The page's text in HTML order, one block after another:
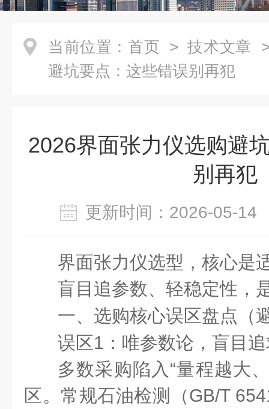
当前位置： 首页 > 技术文章
避坑要点：这些错误别再犯
2026界面张力仪选购避
别再犯
更新时间：2026-05-
界面张力仪选型，核心是
盲目追参数、轻稳定性，
一、选购核心误区盘点（
误区1：唯参数论，盲目
多数采购陷入“量程越大
区。常规石油检测（GB/T